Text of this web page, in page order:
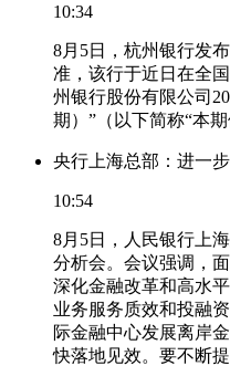
10:34
8月5日，杭州银行发
准，该行于近日在全
州银行股份有限公司
期）”（以下简称“本期
央行上海总部：进一
10:54
8月5日，人民银行上
分析会。会议强调，
深化金融改革和高水
业务服务质效和投融
际金融中心发展离岸
快落地见效。要不断